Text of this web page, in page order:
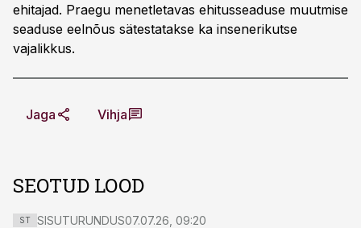
ehitajad. Praegu menetletavas ehitusseaduse muutmise
seaduse eelnõus sätestatakse ka insenerikutse
vajalikkus.
Jaga Vihja
SEOTUD LOOD
ST SISUTURUNDUS07.07.26, 09:20